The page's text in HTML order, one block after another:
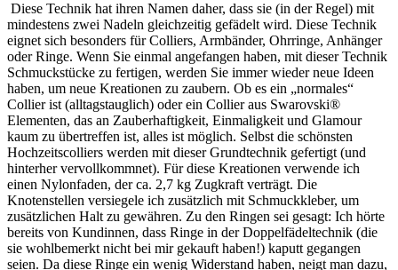
Diese Technik hat ihren Namen daher, dass sie (in der Regel) mit
mindestens zwei Nadeln gleichzeitig gefädelt wird. Diese Technik
eignet sich besonders für Colliers, Armbänder, Ohrringe, Anhänger
oder Ringe. Wenn Sie einmal angefangen haben, mit dieser Technik
Schmuckstücke zu fertigen, werden Sie immer wieder neue Ideen
haben, um neue Kreationen zu zaubern. Ob es ein „normales“
Collier ist (alltagstauglich) oder ein Collier aus Swarovski®
Elementen, das an Zauberhaftigkeit, Einmaligkeit und Glamour
kaum zu übertreffen ist, alles ist möglich. Selbst die schönsten
Hochzeitscolliers werden mit dieser Grundtechnik gefertigt (und
hinterher vervollkommnet). Für diese Kreationen verwende ich
einen Nylonfaden, der ca. 2,7 kg Zugkraft verträgt. Die
Knotenstellen versiegele ich zusätzlich mit Schmuckkleber, um
zusätzlichen Halt zu gewähren. Zu den Ringen sei gesagt: Ich hörte
bereits von Kundinnen, dass Ringe in der Doppelfädeltechnik (die
sie wohlbemerkt nicht bei mir gekauft haben!) kaputt gegangen
seien. Da diese Ringe ein wenig Widerstand haben, neigt man dazu,